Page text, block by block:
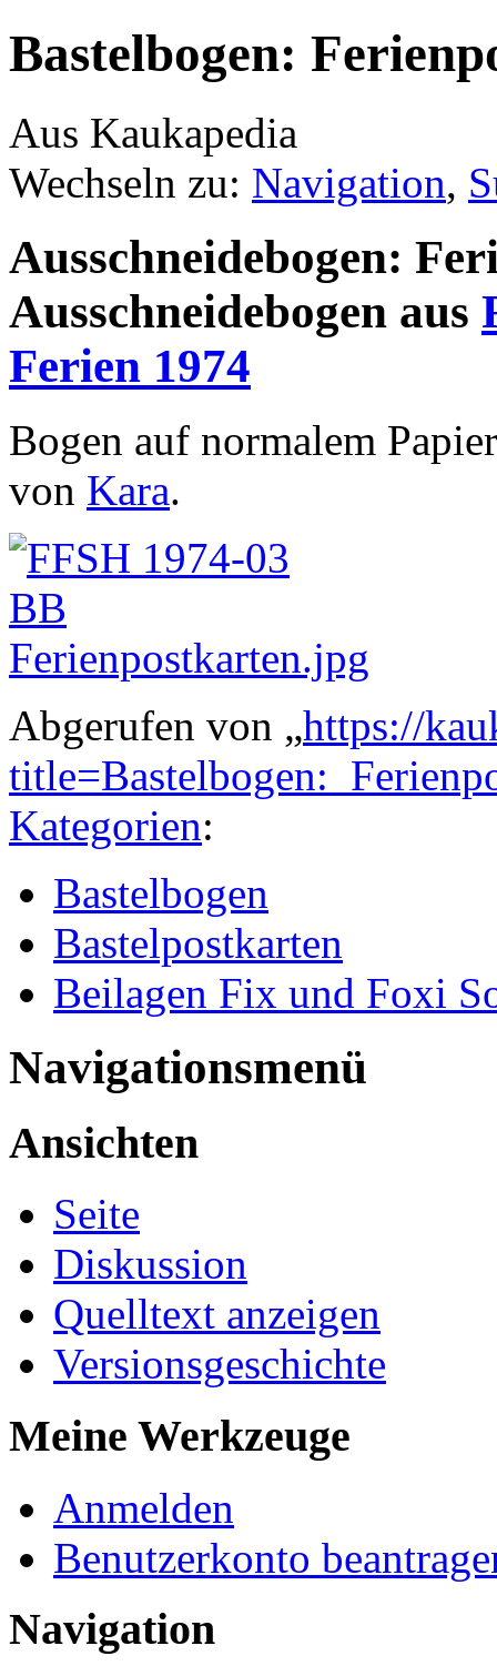
Bastelbogen:
Aus Kaukapedia
Wechseln zu: Navigation,
Ausschneidebogen:
Ausschneidebogen aus
Ferien 1974
Bogen auf normalem
von Kara.
Abgerufen von „https://
Kategorien:
Bastelbogen
Bastelpostkarten
Beilagen Fix und Foxi
Navigationsmenü
Ansichten
Seite
Diskussion
Quelltext anzeigen
Versionsgeschichte
Meine Werkzeuge
Anmelden
Benutzerkonto
Navigation